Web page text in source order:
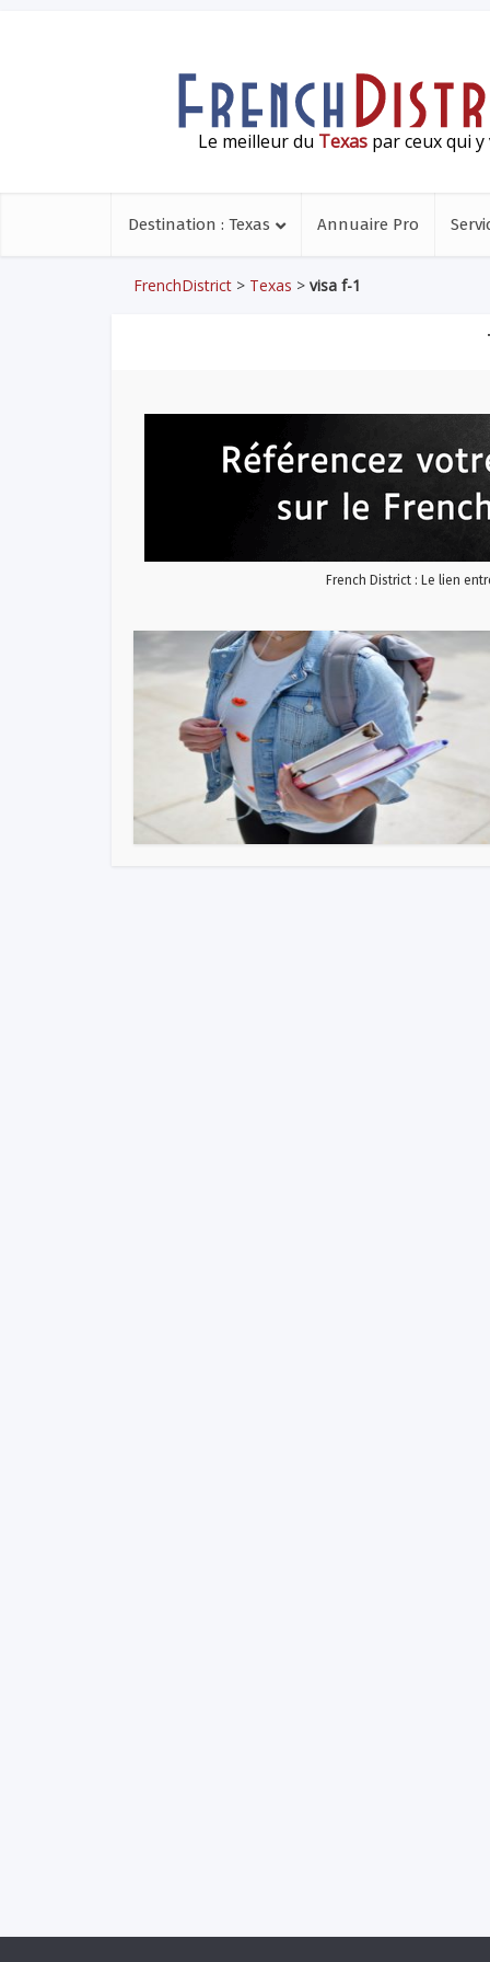
Le meilleur du Texaspar ceux qui y
Destination : Texas Annuaire Pro
FrenchDistrict > Texas > visa f-1
French District : Le lien